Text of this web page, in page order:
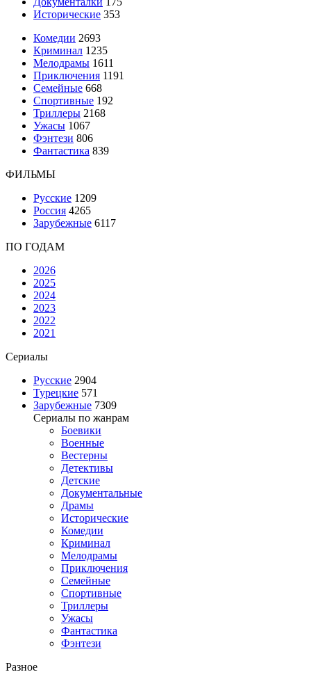
Исторические 353
Комедии 2693
Криминал 1235
Мелодрамы 1611
Приключения 1191
Семейные 668
Спортивные 192
Триллеры 2168
Ужасы 1067
Фэнтези 806
Фантастика 839
ФИЛЬМЫ
Русские 1209
Россия 4265
Зарубежные 6117
ПО ГОДАМ
2026
2025
2024
2023
2022
2021
Сериалы
Русские 2904
Турецкие 571
Зарубежные 7309
Сериалы по жанрам
Боевики
Военные
Вестерны
Детективы
Детские
Документальные
Драмы
Исторические
Комедии
Криминал
Мелодрамы
Приключения
Семейные
Спортивные
Триллеры
Ужасы
Фантастика
Фэнтези
Разное